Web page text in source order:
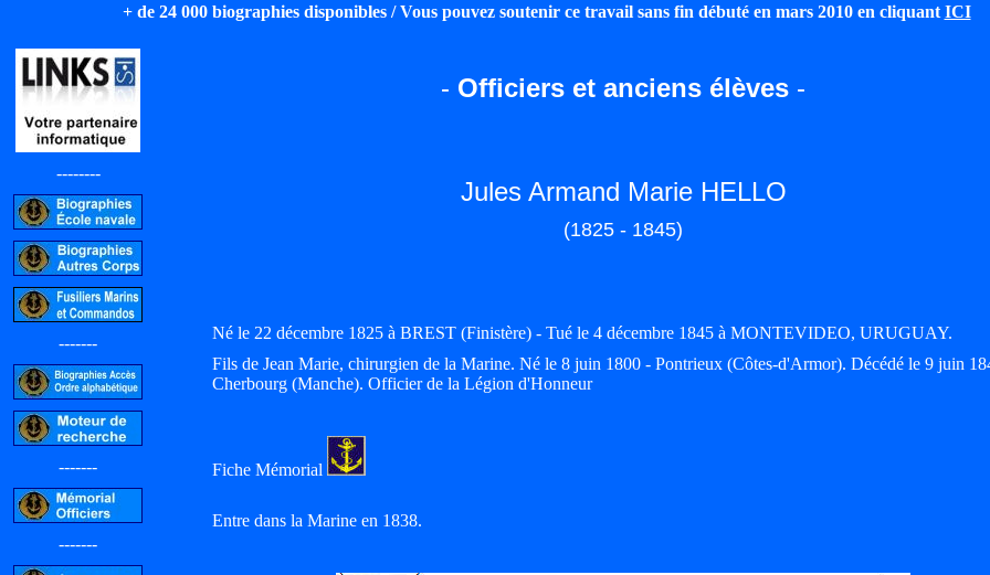
+ de 24 000 biographies disponibles / Vous pouvez soutenir ce travail sans fin débuté en mars 2010 en cliquant ICI
--------
-------
-------
-------
- Officiers et anciens élèves -
Jules Armand Marie HELLO
(1825 - 1845)
Né le 22 décembre 1825 à BREST (Finistère) - Tué le 4 décembre 1845 à MONTEVIDEO, URUGUAY.
Fils de Jean Marie, chirurgien de la Marine. Né le 8 juin 1800 - Pontrieux (Côtes-d'Armor). Décédé le 9 juin
Cherbourg (Manche). Officier de la Légion d'Honneur
Fiche Mémorial
Entre dans la Marine en 1838.